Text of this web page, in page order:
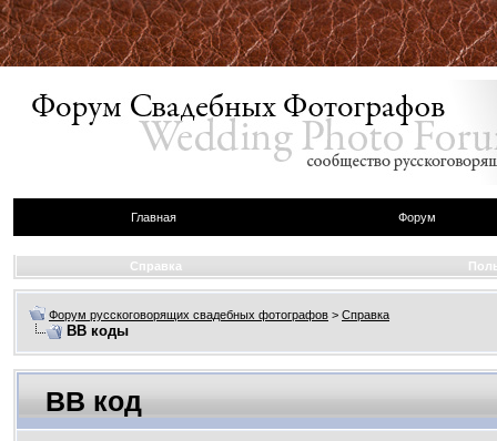
Главная Форум
Справка
Форум русскоговорящих свадебных фотографов > Справка
BB коды
BB код